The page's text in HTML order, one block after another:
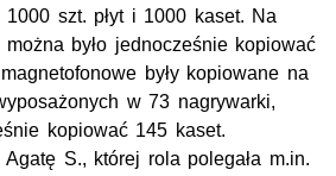
1000 szt. płyt i 1000 kaset. Na
było jednocześnie kopiować
były kopiowane na
w 73 nagrywarki,
kopiować 145 kaset.
S., której rola polegała m.in.